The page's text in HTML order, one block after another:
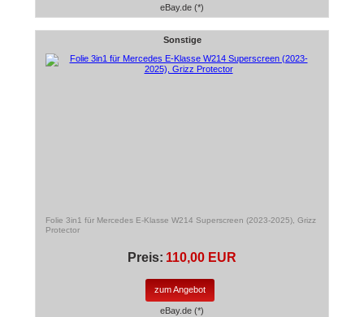
eBay.de (*)
Sonstige
Folie 3in1 für Mercedes E-Klasse W214 Superscreen (2023-2025), Grizz
Protector
Preis: 110,00 EUR
zum Angebot
eBay.de (*)